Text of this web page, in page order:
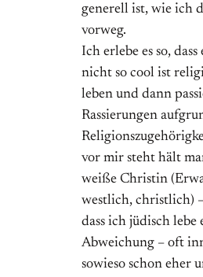
generell ist, wie ich
vorweg.
Ich erlebe es so,
nicht so cool ist
leben und dann
Rassierungen
vor mir steht hält
weiße Christin
westlich, christlich)
dass ich jüdisch
Abweichung – oft
sowieso schon eher